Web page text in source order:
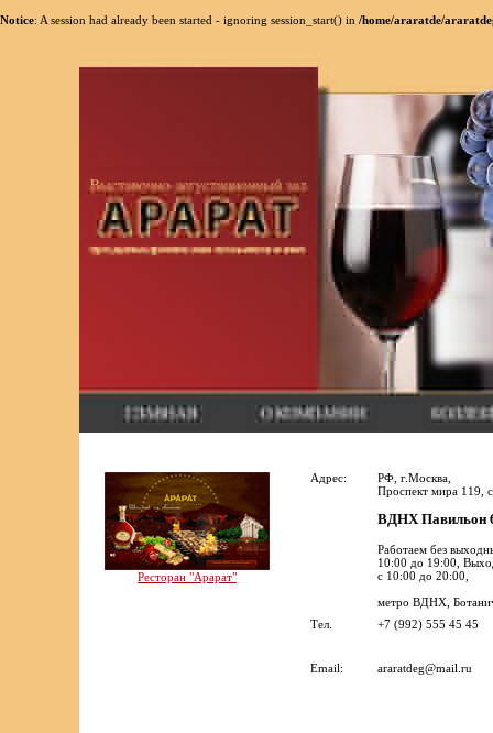
Notice: A session had already been started - ignoring session_start() in /home/araratde/
Ресторан "Арарат"
Адрес:
РФ, г.Москва,
Проспект мира 119,
ВДНХ
Работаем без
10:00 до 19:00,
с 10:00 до 20:00,
метро ВДНХ,
Тел.
+7 (992) 555 45 45
Email: araratdeg@mail.ru